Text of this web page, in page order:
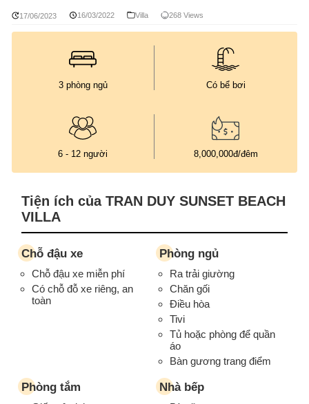
17/06/2023 16/03/2022 Villa 268 Views
3 phòng ngủ Có bể bơi
6 - 12 người 8,000,000đ/đêm
Tiện ích của TRAN DUY SUNSET BEACH
VILLA
Chỗ đậu xe
Chỗ đậu xe miễn phí
Có chỗ đỗ xe riêng, an
toàn
Phòng ngủ
Ra trải giường
Chăn gối
Điều hòa
Tivi
Tủ hoặc phòng để quần
áo
Bàn gương trang điểm
Phòng tắm Nhà bếp